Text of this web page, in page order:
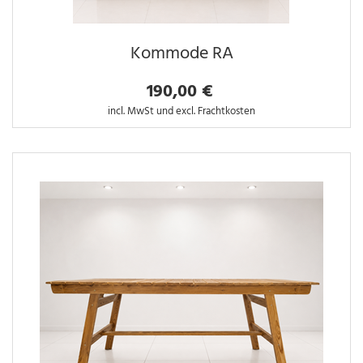
Kommode RA
190,00 €
incl. MwSt und excl. Frachtkosten